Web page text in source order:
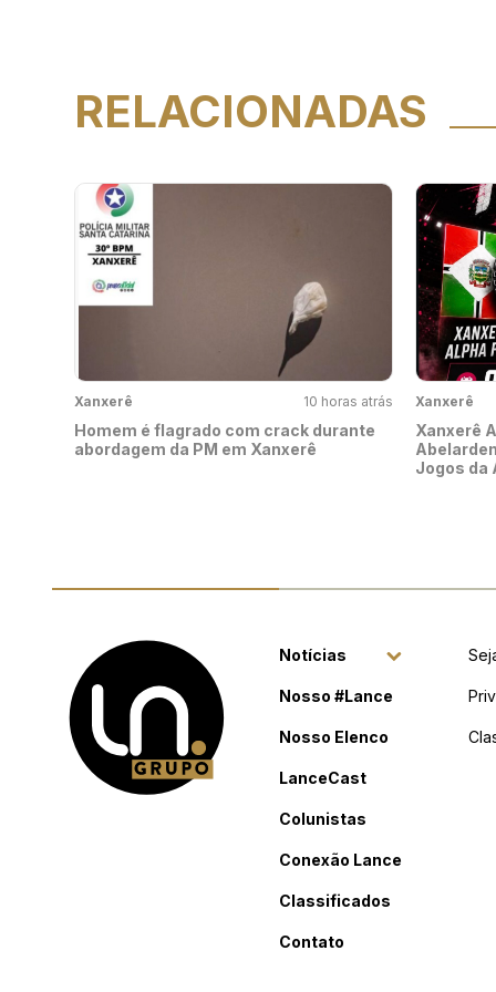
RELACIONADAS
Xanxerê 10 horas atrás
Homem é flagrado com crack durante
abordagem da PM em Xanxerê
Xanxerê
Xanxerê
Jogos da
Notícias
Nosso #Lance
Nosso Elenco
LanceCast
Colunistas
Conexão Lance
Classificados
Contato